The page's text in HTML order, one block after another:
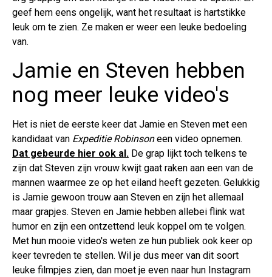
geef hem eens ongelijk, want het resultaat is hartstikke
leuk om te zien. Ze maken er weer een leuke bedoeling
van.
Jamie en Steven hebben
nog meer leuke video's
Het is niet de eerste keer dat Jamie en Steven met een
kandidaat van Expeditie Robinsoneen video opnemen.
Dat gebeurde hier ook al. De grap lijkt toch telkens te
zijn dat Steven zijn vrouw kwijt gaat raken aan een van de
mannen waarmee ze op het eiland heeft gezeten. Gelukkig
is Jamie gewoon trouw aan Steven en zijn het allemaal
maar grapjes. Steven en Jamie hebben allebei flink wat
humor en zijn een ontzettend leuk koppel om te volgen.
Met hun mooie video's weten ze hun publiek ook keer op
keer tevreden te stellen. Wil je dus meer van dit soort
leuke filmpjes zien, dan moet je even naar hun Instagram